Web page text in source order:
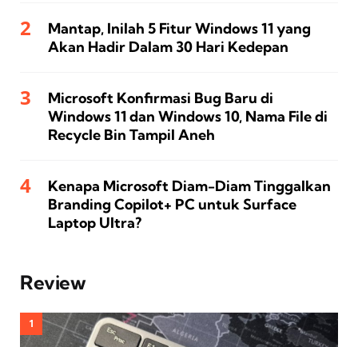
Mantap, Inilah 5 Fitur Windows 11 yang
Akan Hadir Dalam 30 Hari Kedepan
Microsoft Konfirmasi Bug Baru di
Windows 11 dan Windows 10, Nama File di
Recycle Bin Tampil Aneh
Kenapa Microsoft Diam-Diam Tinggalkan
Branding Copilot+ PC untuk Surface
Laptop Ultra?
Review